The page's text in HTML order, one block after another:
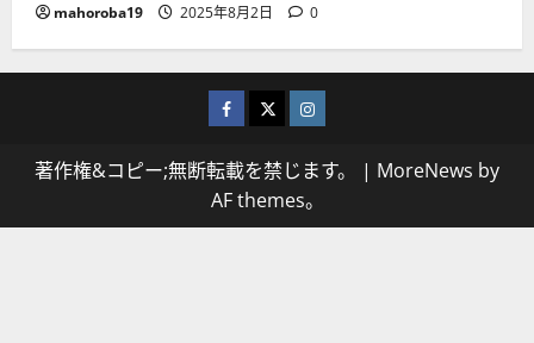
mahoroba19 2025年8月2日 0
facebook
X Instagram
著作権&コピー;無断転載を禁じます。 | MoreNews by
AF themes。